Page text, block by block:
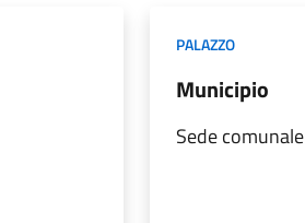
PALAZZO
Municipio
Sede comunale